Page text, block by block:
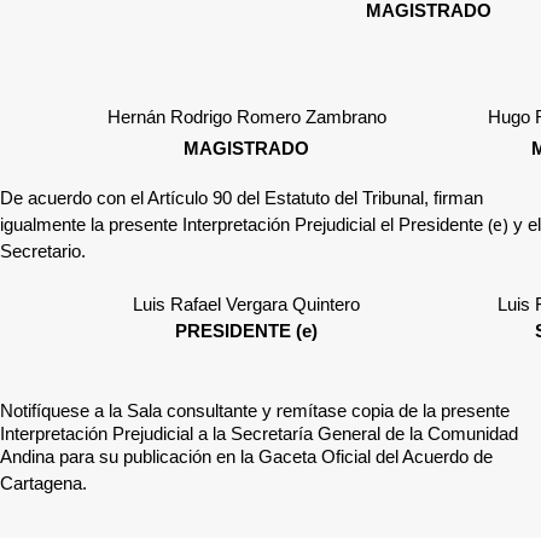
MAGISTRADO
Hernán Rodrigo Romero Zambrano
Hugo
MAGISTRADO
De acuerdo con el Artículo 90 del Estatuto del Tribunal, firman
igualmente la presente Interpretación Prejudicial el Presidente (e) y el
Secretario.
Luis Rafael Vergara Quintero
Luis
PRESIDENTE (e)
Notifíquese a la Salaconsultante y remítase copia de la presente
Interpretación Prejudicial a la Secretaría General de la Comunidad
Andina para su publicación en la Gaceta Oficial del Acuerdo de
Cartagena.